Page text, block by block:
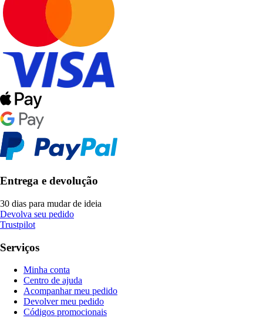
Entrega e devolução
30 dias para mudar de ideia
Devolva seu pedido
Trustpilot
Serviços
Minha conta
Centro de ajuda
Acompanhar meu pedido
Devolver meu pedido
Códigos promocionais